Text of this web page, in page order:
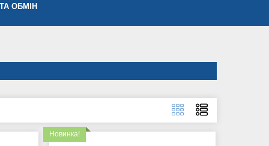
ОБМІН
Новинка!